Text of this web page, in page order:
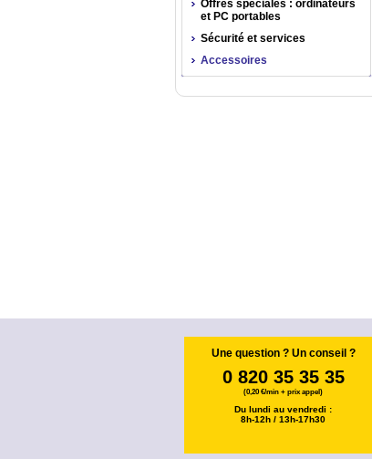
Offres spéciales : ordinateurs
et PC portables
Sécurité et services
Accessoires
Une question ? Un conseil ?
0 820 35 35 35
(0,20 €/min + prix appel)
Du lundi au vendredi :
8h-12h / 13h-17h30